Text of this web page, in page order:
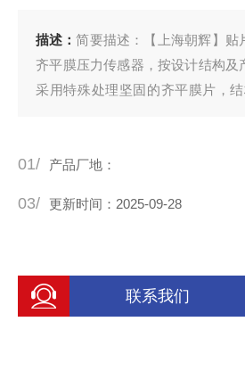
描述：简要描述：【上海朝辉】贴片压力
齐平膜压力传感器，按设计结构
采用特殊处理坚固的齐平膜片，
01/ 产品厂地：
03/ 更新时间：2025-09-28
联系我们